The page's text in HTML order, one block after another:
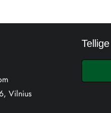
Vilnius
Tellige
E
-